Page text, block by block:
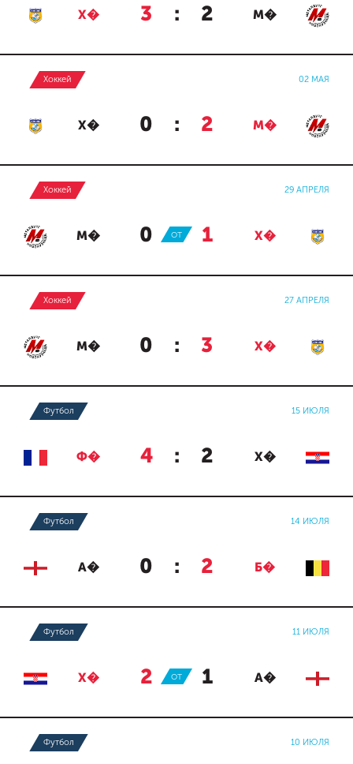
Х� 3 : 2 М�
Хоккей 02 МАЯ
Х� 0 : 2 М�
Хоккей 29 АПРЕЛЯ
М� 0 : 1 Х�
ОТ
Хоккей 27 АПРЕЛЯ
М� 0 : 3 Х�
Футбол 15 ИЮЛЯ
Ф� 4 : 2 Х�
Футбол 14 ИЮЛЯ
А� 0 : 2 Б�
Футбол 11 ИЮЛЯ
Х� 2 : 1 А�
ОТ
Футбол 10 ИЮЛЯ